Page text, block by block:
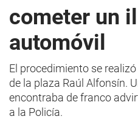
cometer un
automóvil
El procedimiento se
de la plaza Raúl Alfonsín.
encontraba de franco
a la Policía.